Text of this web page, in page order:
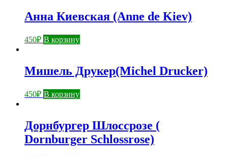
Анна Киевская (Anne de Kiev)
450₽ В корзину
Мишель Друкер(Michel Drucker)
450₽ В корзину
Дорнбургер Шлоссрозе (
Dornburger Schlossrose)